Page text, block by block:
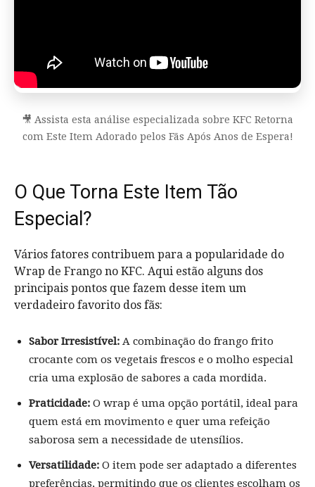
🎥 Assista esta análise especializada sobre KFC Retorna
com Este Item Adorado pelos Fãs Após Anos de Espera!
O Que Torna Este Item Tão
Especial?
Vários fatores contribuem para a popularidade do
Wrap de Frango no KFC. Aqui estão alguns dos
principais pontos que fazem desse item um
verdadeiro favorito dos fãs:
Sabor Irresistível: A combinação do frango frito
crocante com os vegetais frescos e o molho especial
cria uma explosão de sabores a cada mordida.
Praticidade: O wrap é uma opção portátil, ideal para
quem está em movimento e quer uma refeição
saborosa sem a necessidade de utensílios.
Versatilidade: O item pode ser adaptado a diferentes
preferências, permitindo que os clientes escolham os